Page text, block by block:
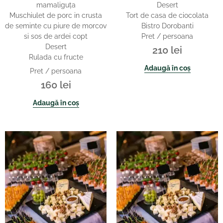
mamaliguţa
Muschiulet de porc in crusta
de seminte cu piure de morcov
si sos de ardei copt
Desert
Rulada cu fructe
Pret / persoana
160 lei
Adaugă în coș
Desert
Tort de casa de ciocolata
Bistro Dorobanti
Pret / persoana
210 lei
Adaugă în coș